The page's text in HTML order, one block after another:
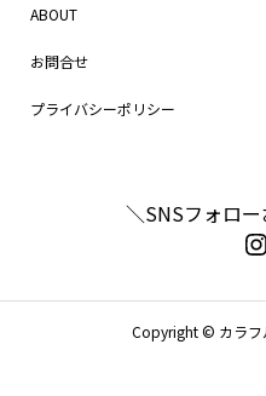
ABOUT
お問合せ
プライバシーポリシー
＼SNSフォロ
Copyright © カラフ